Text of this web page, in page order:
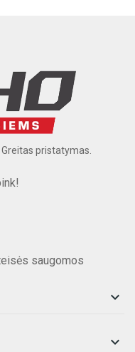
pristatymas.
saugomos

